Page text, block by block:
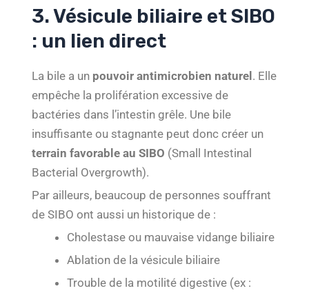
3. Vésicule biliaire et SIBO
: un lien direct
La bile a un pouvoir antimicrobien naturel. Elle
empêche la prolifération excessive de
bactéries dans l’intestin grêle. Une bile
insuffisante ou stagnante peut donc créer un
terrain favorable au SIBO (Small Intestinal
Bacterial Overgrowth).
Par ailleurs, beaucoup de personnes souffrant
de SIBO ont aussi un historique de :
Cholestase ou mauvaise vidange biliaire
Ablation de la vésicule biliaire
Trouble de la motilité digestive (ex :